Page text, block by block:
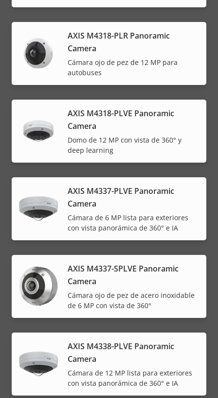
AXIS M4318-PLR Panoramic
Camera
Cámara ojo de pez de 12 MP para
autobuses
AXIS M4318-PLVE Panoramic
Camera
Domo de 12 MP con vista de 360° y
deep learning
AXIS M4337-PLVE Panoramic
Camera
Cámara de 6 MP lista para exteriores
con vista panorámica de 360° e IA
AXIS M4337-SPLVE Panoramic
Camera
Cámara ojo de pez de acero inoxidable
de 6 MP con vista de 360°
AXIS M4338-PLVE Panoramic
Camera
Cámara de 12 MP lista para exteriores
con vista panorámica de 360° e IA